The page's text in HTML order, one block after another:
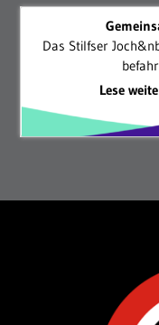
Das Stilfser
Lese